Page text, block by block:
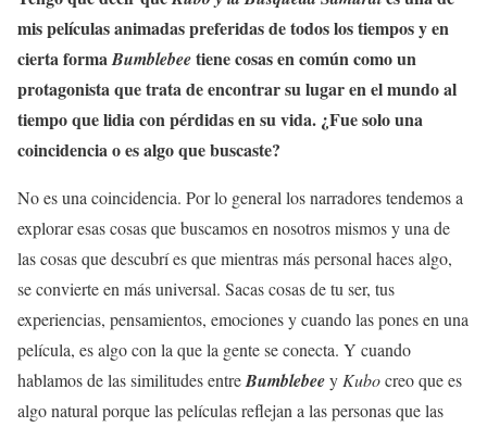
mis películas animadas preferidas de todos los tiempos y en
cierta formaBumblebeetiene cosas en común como un
protagonista que trata de encontrar su lugar en el mundo al
tiempo que lidia con pérdidas en su vida. ¿Fue solo una
coincidencia o es algo que buscaste?
No es una coincidencia. Por lo general los narradores tendemos a
explorar esas cosas que buscamos en nosotros mismos y una de
las cosas que descubrí es que mientras más personal haces algo,
se convierte en más universal. Sacas cosas de tu ser, tus
experiencias, pensamientos, emociones y cuando las pones en una
película, es algo con la que la gente se conecta. Y cuando
hablamos de las similitudes entreBumblebeey Kubocreo que es
algo natural porque las películas reflejan a las personas que las